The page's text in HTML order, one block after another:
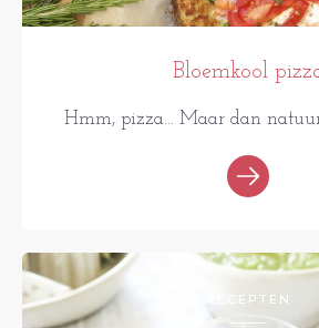
Bloemkool
Hmm, pizza... Maar dan
RECEPTEN